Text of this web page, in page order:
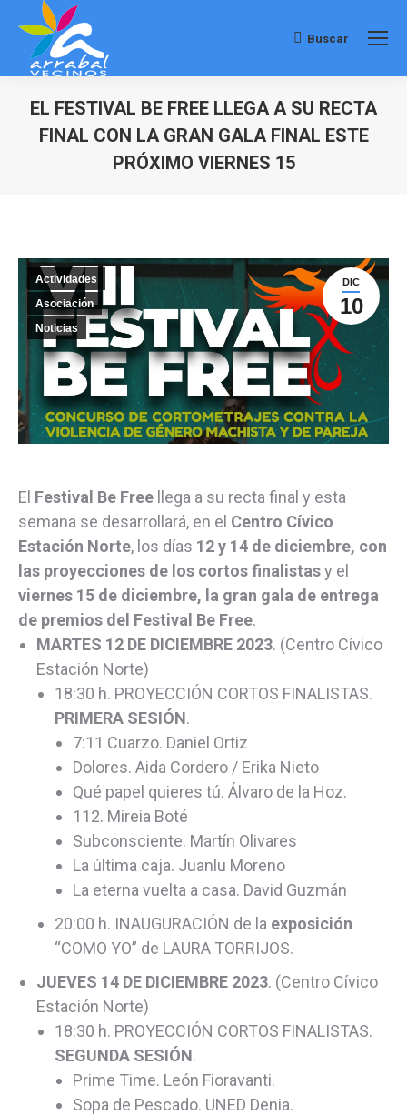
Buscar:
Buscar
EL FESTIVAL BE FREE LLEGA A SU RECTA
FINAL CON LA GRAN GALA FINAL ESTE
PRÓXIMO VIERNES 15
DIC
10
Actividades
Asociación
Noticias
El Festival Be Free llega a su recta final y esta
semana se desarrollará, en el Centro Cívico
Estación Norte, los días 12 y 14 de diciembre, con
las proyecciones de los cortos finalistasy el
viernes 15 de diciembre, la gran gala de entrega
de premios del Festival Be Free.
MARTES 12 DE DICIEMBRE 2023. (Centro Cívico
Estación Norte)
18:30 h. PROYECCIÓN CORTOS FINALISTAS.
PRIMERA SESIÓN.
7:11 Cuarzo. Daniel Ortiz
Dolores. Aida Cordero / Erika Nieto
Qué papel quieres tú. Álvaro de la Hoz.
112. Mireia Boté
Subconsciente. Martín Olivares
La última caja. Juanlu Moreno
La eterna vuelta a casa. David Guzmán
20:00 h. INAUGURACIÓN de la exposición
“COMO YO” de LAURA TORRIJOS.
JUEVES 14 DE DICIEMBRE 2023. (Centro Cívico
Estación Norte)
18:30 h. PROYECCIÓN CORTOS FINALISTAS.
SEGUNDA SESIÓN.
Prime Time. León Fioravanti.
Sopa de Pescado. UNED Denia.